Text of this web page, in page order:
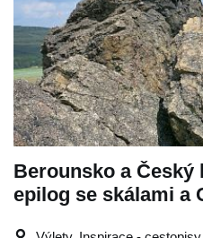
Berounsko a Český
epilog se skálami a